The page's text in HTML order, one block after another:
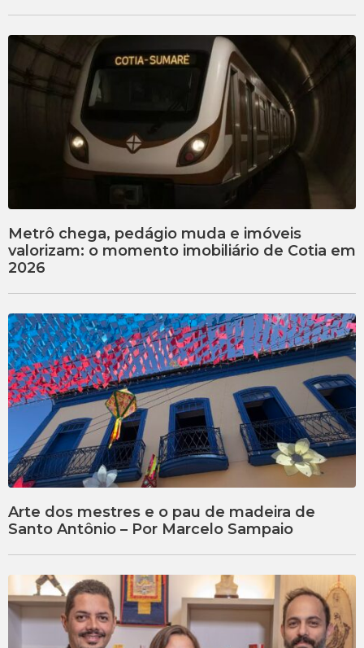
Metrô chega, pedágio muda e imóveis
valorizam: o momento imobiliário de Cotia em
2026
Arte dos mestres e o pau de madeira de
Santo Antônio – Por Marcelo Sampaio